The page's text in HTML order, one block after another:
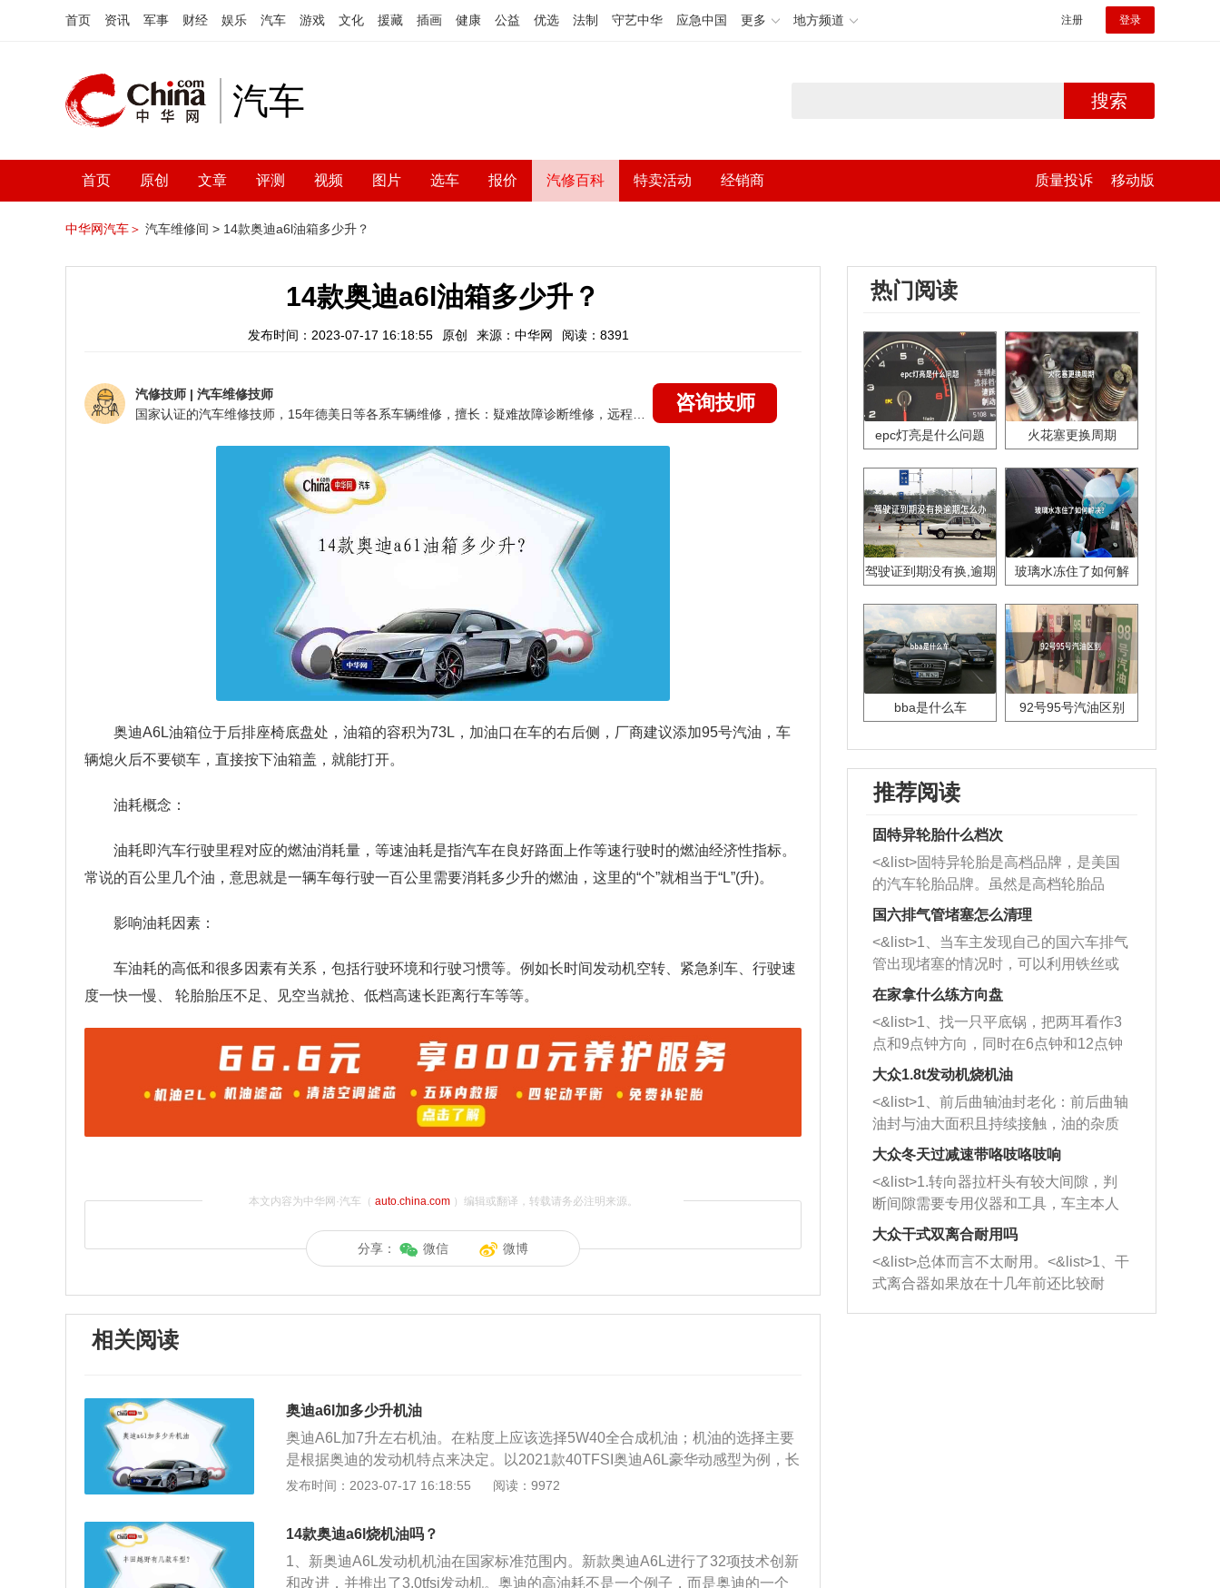
首页 资讯 军事 财经 娱乐 汽车 游戏 文化 援藏 插画 健康 公益 优选 法制 守艺中华 应急中国 更多 地方频道 注册 登录
汽车 搜索
首页 原创 文章 评测 视频 图片 选车 报价 汽修百科 特卖活动 经销商 质量投诉 移动版
中华网汽车＞ 汽车维修间 > 14款奥迪a6l油箱多少升？
14款奥迪a6l油箱多少升？
发布时间：2023-07-17 16:18:55 原创 来源：中华网 阅读：8391
汽修技师 | 汽车维修技师
咨询技师
奥迪A6L油箱位于后排座椅底盘处，油箱的容积为73L，加油口在车的右后侧，厂商建议添加95号汽油，车
辆熄火后不要锁车，直接按下油箱盖，就能打开。
油耗概念：
油耗即汽车行驶里程对应的燃油消耗量，等速油耗是指汽车在良好路面上作等速行驶时的燃油经济性指标。
常说的百公里几个油，意思就是一辆车每行驶一百公里需要消耗多少升的燃油，这里的“个”就相当于“L”(升)。
影响油耗因素：
车油耗的高低和很多因素有关系，包括行驶环境和行驶习惯等。例如长时间发动机空转、紧急刹车、行驶速
度一快一慢、 轮胎胎压不足、见空当就抢、低档高速长距离行车等等。
本文内容为中华网·汽车（ auto.china.com）编辑或翻译，转载请务必注明来源。
分享： 微信 微博
相关阅读
奥迪a6l加多少升机油
奥迪A6L加7升左右机油。在粘度上应该选择5W40全合成机油；机油的选择主要
是根据奥迪的发动机特点来决定。以2021款40TFSI奥迪A6L豪华动感型为例，长
宽高分别为5050毫米、1886毫米、1475毫米，轴距为3024毫米。（数据来源于
油，变速箱为7挡双离合。机油的作用有以下6点：1、润滑减磨：在两个滑动的
部件表面加入机油以后，可以让两个部件在运转时，不会产生摩擦，并且更加顺
畅；2、辅助冷却降温：发动机在运转时会产生高温，当机油加入以后，会吸走
发布时间：2023-07-17 16:18:55 阅读：9972
14款奥迪a6l烧机油吗？
1、新奥迪A6L发动机机油在国家标准范围内。新款奥迪A6L进行了32项技术创新
和改进，并推出了3.0tfsi发动机。奥迪的高油耗不是一个例子，而是奥迪的一个
热门阅读
epc灯亮是什么问题 火花塞更换周期
驾驶证到期没有换,逾期
玻璃水冻住了如何解
bba是什么车 92号95号汽油区别
推荐阅读
固特异轮胎什么档次
<&list>固特异轮胎是高档品牌，是美国
的汽车轮胎品牌。虽然是高档轮胎品
牌，但是中高低端的轮胎都有生产，这
也是为了更好的开拓市场。
国六排气管堵塞怎么清理
<&list>1、当车主发现自己的国六车排气
管出现堵塞的情况时，可以利用铁丝或
者是细棍，直接将杂物给取出来，如果
堵塞情况比较严重，也可以采取应急措
施。 <&list>2、直接利用木棍将所有的
杂物推到排气管里面的位置处，然后将
三元催化器拆解开，就可以将堵塞的东
西取出来。但如果是因为积碳过多引起
的堵塞，就需要将三元催化器泡在草酸
洗剂对堵塞的情况得到解决，将清洗剂
放在燃油箱中，与燃油混合后，车辆启
动时，就可以和汽油一起进入到燃烧
室，最后形成废气排出，就可以让三元
催化器得到清洗，排气管堵塞的情况就
能够得到解决。
在家拿什么练方向盘
<&list>1、找一只平底锅，把两耳看作3
点和9点钟方向，同时在6点钟和12点钟
方向做一个标记。 <&list>2、双手握住
一圈半的练习，往右同样也要打相同的
圈数。 <&list>3、最后强调要反复练
习，这样就可以形成肌肉记忆，在真实
驾驶车辆时，不需要记忆也能打好方
向。
大众1.8t发动机烧机油
<&list>1、前后曲轴油封老化：前后曲轴
油封与油大面积且持续接触，油的杂质
和发动机内持续温度变化使其密封效果
逐渐减弱，导致渗油或漏油。<&list>2、
活塞间隙过大：积碳会使活塞环与缸体
的间隙扩大，导致机油流入燃烧室中，
造成烧机油。<&list>3、机油粘度。使用
机油粘度过小的话，同样会有烧机油现
象，机油粘度过小具有很好的流动性，
大众冬天过减速带咯吱咯吱响
<&list>1.转向器拉杆头有较大间隙，判
断间隙需要专用仪器和工具，车主本人
无法制作，需要将车辆送到修理厂或4s
店；<&list>2.车辆半轴套管防尘罩破
裂，破裂后会出现漏油现象，使半轴磨
损严重，磨损的半轴容易损坏，产生异
响；<&list>3.稳定器的转向胶套和球头
大众干式双离合耐用吗
<&list>总体而言不太耐用。<&list>1、干
式离合器如果放在十几年前还比较耐